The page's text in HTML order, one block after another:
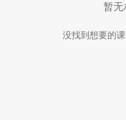
暂无
没找到想要的课